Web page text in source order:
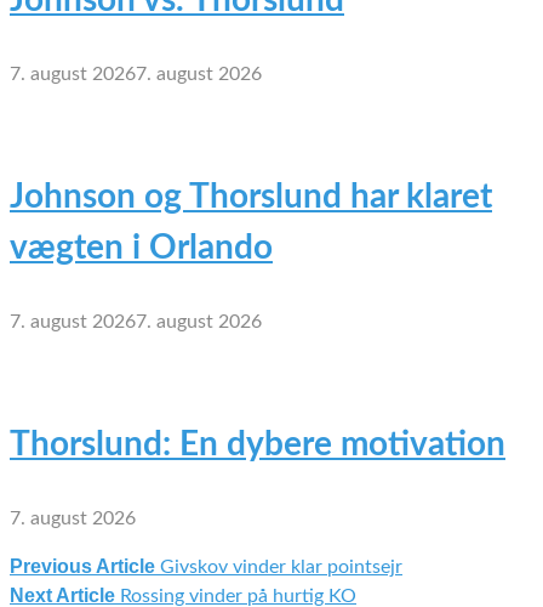
7. august 20267. august 2026
Johnson og Thorslund har klaret
vægten i Orlando
7. august 20267. august 2026
Thorslund: En dybere motivation
7. august 2026
Indlægsnavigation
Previous Article Givskov vinder klar pointsejr
Next Article Rossing vinder på hurtig KO